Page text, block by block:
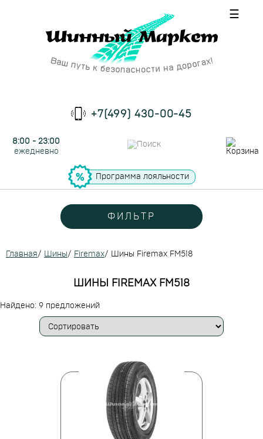
☰
+7(499) 430-00-45
8:00 - 23:00
ежедневно
Программа лояльности
ФИЛЬТР
Главная/ Шины/ Firemax/ Шины Firemax FM518
ШИНЫ FIREMAX FM518
Найдено: 9 предложений